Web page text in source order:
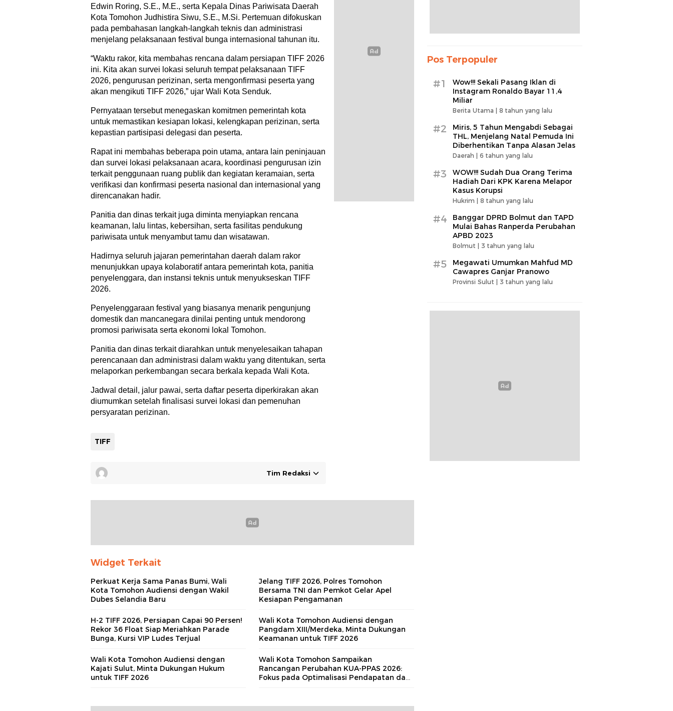
Edwin Roring, S.E., M.E., serta Kepala Dinas Pariwisata Daerah
Kota Tomohon Judhistira Siwu, S.E., M.Si. Pertemuan difokuskan
pada pembahasan langkah-langkah teknis dan administrasi
menjelang pelaksanaan festival bunga internasional tahunan itu.
“Waktu rakor, kita membahas rencana dalam persiapan TIFF 2026
ini. Kita akan survei lokasi seluruh tempat pelaksanaan TIFF
2026, pengurusan perizinan, serta mengonfirmasi peserta yang
akan mengikuti TIFF 2026,” ujar Wali Kota Senduk.
Pernyataan tersebut menegaskan komitmen pemerintah kota
untuk memastikan kesiapan lokasi, kelengkapan perizinan, serta
kepastian partisipasi delegasi dan peserta.
Rapat ini membahas beberapa poin utama, antara lain peninjauan
dan survei lokasi pelaksanaan acara, koordinasi pengurusan izin
terkait penggunaan ruang publik dan kegiatan keramaian, serta
verifikasi dan konfirmasi peserta nasional dan internasional yang
direncanakan hadir.
Panitia dan dinas terkait juga diminta menyiapkan rencana
keamanan, lalu lintas, kebersihan, serta fasilitas pendukung
pariwisata untuk menyambut tamu dan wisatawan.
Hadirnya seluruh jajaran pemerintahan daerah dalam rakor
menunjukkan upaya kolaboratif antara pemerintah kota, panitia
penyelenggara, dan instansi teknis untuk menyukseskan TIFF
2026.
Penyelenggaraan festival yang biasanya menarik pengunjung
domestik dan mancanegara dinilai penting untuk mendorong
promosi pariwisata serta ekonomi lokal Tomohon.
Panitia dan dinas terkait diarahkan untuk menyelesaikan tahapan
perencanaan dan administrasi dalam waktu yang ditentukan, serta
melaporkan perkembangan secara berkala kepada Wali Kota.
Jadwal detail, jalur pawai, serta daftar peserta diperkirakan akan
diumumkan setelah finalisasi survei lokasi dan pemenuhan
persyaratan perizinan.
TIFF
Tim Redaksi
Widget Terkait
Perkuat Kerja Sama Panas Bumi, Wali
Kota Tomohon Audiensi dengan Wakil
Dubes Selandia Baru
Jelang TIFF 2026, Polres Tomohon
Bersama TNI dan Pemkot Gelar Apel
Kesiapan Pengamanan
H-2 TIFF 2026, Persiapan Capai 90 Persen!
Rekor 36 Float Siap Meriahkan Parade
Bunga, Kursi VIP Ludes Terjual
Wali Kota Tomohon Audiensi dengan
Pangdam XIII/Merdeka, Minta Dukungan
Keamanan untuk TIFF 2026
Wali Kota Tomohon Audiensi dengan
Kajati Sulut, Minta Dukungan Hukum
untuk TIFF 2026
Wali Kota Tomohon Sampaikan
Rancangan Perubahan KUA-PPAS 2026:
Fokus pada Optimalisasi Pendapatan dan
Pos Terpopuler
#1
Wow!!! Sekali Pasang Iklan di
Instagram Ronaldo Bayar 11,4
Miliar
Berita Utama | 8 tahun yang lalu
#2
Miris, 5 Tahun Mengabdi Sebagai
THL, Menjelang Natal Pemuda Ini
Diberhentikan Tanpa Alasan Jelas
Daerah | 6 tahun yang lalu
#3
WOW!!! Sudah Dua Orang Terima
Hadiah Dari KPK Karena Melapor
Kasus Korupsi
Hukrim | 8 tahun yang lalu
#4
Banggar DPRD Bolmut dan TAPD
Mulai Bahas Ranperda Perubahan
APBD 2023
Bolmut | 3 tahun yang lalu
#5
Megawati Umumkan Mahfud MD
Cawapres Ganjar Pranowo
Provinsi Sulut | 3 tahun yang lalu